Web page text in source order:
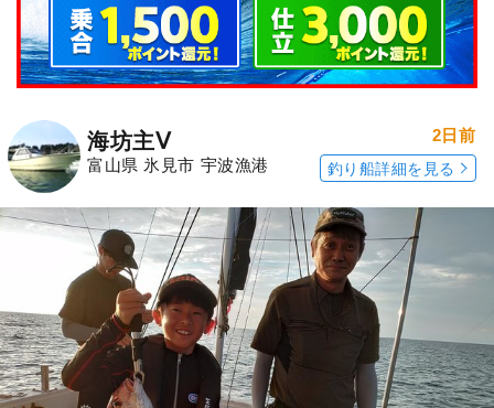
海坊主Ⅴ
富山県 氷見市 宇波漁港
2日前
釣り船詳細を見る